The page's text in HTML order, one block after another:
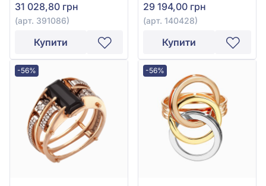
31 028,80 грн
(арт. 391086)
Купити
29 194,00 грн
(арт. 140428)
Купити
-56% -56%